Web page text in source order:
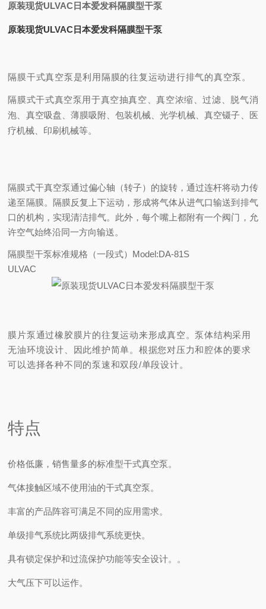
原装现货ULVAC日本爱发科隔膜型干泵
原装现货ULVAC日本爱发科隔膜型干泵
隔膜干式真空泵是利用隔膜的往复运动进行排气的真空泵。
隔膜式干式真空泵用于真空抽真空、真空浓缩、过滤、脱气消
泡、真空吸盘、薄膜吸附、包装机械、光学机械、真空镊子、医
疗机械、印刷机械等。
隔膜式干真空泵通过偏心轴（转子）的旋转，通过连杆将动力传
递至隔膜。 隔膜反复上下运动，形成将气体从进气口输送到排气
口的机构，实现清洁排气。此外，每个嘴上都附有一个阀门，允
许空气始终沿同一方向输送。
隔膜型干泵标准规格（一段式） Model:DA-81S
ULVAC
膜片泵通过橡胶膜片的往复运动来形成真空。泵体结构采用
无油环境设计、因此维护简单。 根据您对压力和腔体的要求
可以选择各种不同的泵速和双段/单段设计。
特点
价格低廉，销售量多的标准型干式真空泵。
气体接触区域不使用油的干式真空泵。
丰富的产品阵容可满足不同的应用需求。
单级排气系统比两级排气系统更快。
具有锁定保护和过流保护功能等安全设计。 。
大气压下可以运作。